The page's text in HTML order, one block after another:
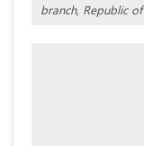
branch, Republic